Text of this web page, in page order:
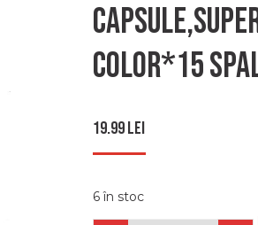
Color*15
19.99lei
6 în stoc